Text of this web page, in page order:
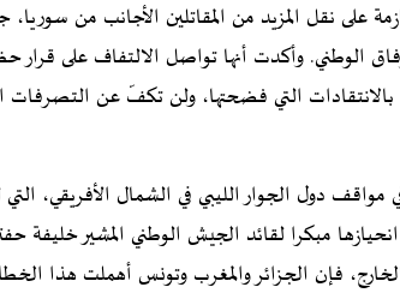
على نقل المزيد من المقاتلين الأجانب من سوريا،
الوطني. وأكدت أنها تواصل الالتفاف على قرار
التي فضحتها، ولن تكفّ عن التصرفات
دول الجوار الليبي في الشمال الأفريقي،
مبكرا لقائد الجيش الوطني المشير خليفة
فإن الجزائر والمغرب وتونس أهملت هذا